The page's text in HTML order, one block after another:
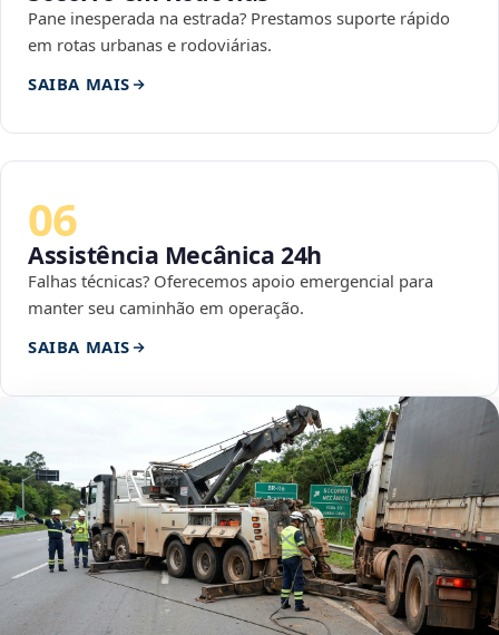
Pane inesperada na estrada? Prestamos suporte rápido
em rotas urbanas e rodoviárias.
SAIBA MAIS
06
Assistência Mecânica 24h
Falhas técnicas? Oferecemos apoio emergencial para
manter seu caminhão em operação.
SAIBA MAIS